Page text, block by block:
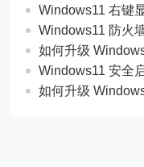
Windows11 右键
Windows11 防火
如何升级
Windows11 安全
如何升级